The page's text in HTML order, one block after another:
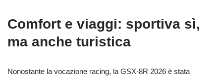
Comfort e viaggi: sportiva sì,
ma anche turistica
Nonostante la vocazione racing, la GSX-8R 2026 è stata